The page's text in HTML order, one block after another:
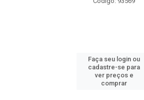
Faça seu login ou
cadastre-se para
ver preços e
comprar